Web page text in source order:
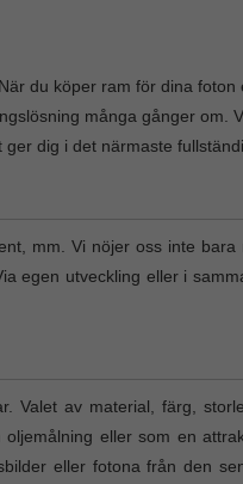
du köper ram för dina
många gånger om.
dig i det närmaste
mm. Vi nöjer oss inte
egen utveckling eller i
Valet av material, färg,
eller som en
eller fotona från den